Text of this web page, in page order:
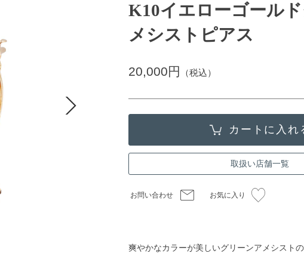
K10イエローゴール
メシストピアス
20,000円 （税込）
取扱い店舗一覧
お問い合わせ お気に入り
爽やかなカラーが美しいグリーンアメシストの